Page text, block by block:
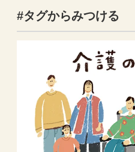
#タグからみつける